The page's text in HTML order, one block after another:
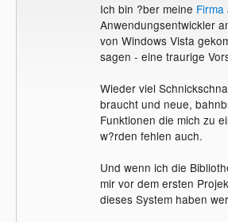
Ich bin ?ber meine Firma
Anwendungsentwickler
von Windows Vista
sagen - eine traurige
Wieder viel
braucht und neue,
Funktionen die mich zu
w?rden fehlen auch.
Und wenn ich die
mir vor dem ersten
dieses System haben